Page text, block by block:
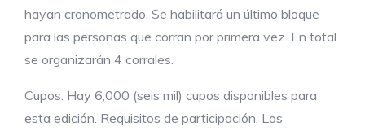
hayan cronometrado. Se habilitará un último bloque
para las personas que corran por primera vez. En total
se organizarán 4 corrales.
Cupos. Hay 6,000 (seis mil) cupos disponibles para
esta edición. Requisitos de participación. Los